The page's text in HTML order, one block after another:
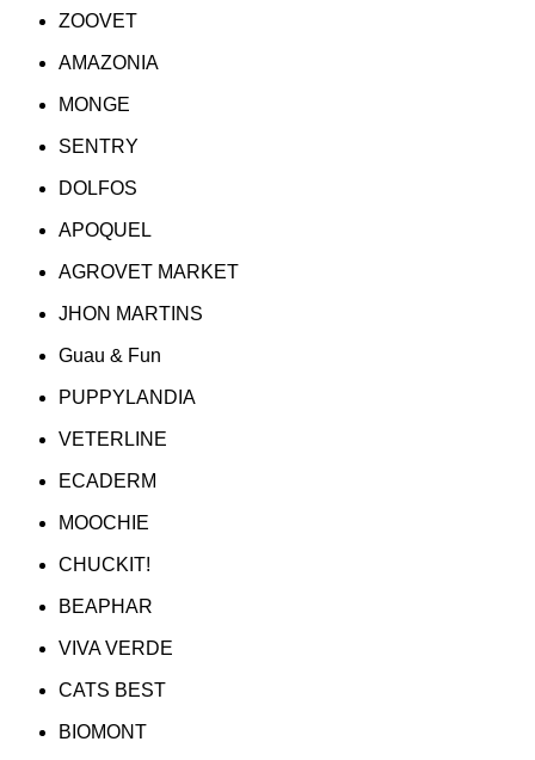
ZOOVET
AMAZONIA
MONGE
SENTRY
DOLFOS
APOQUEL
AGROVET MARKET
JHON MARTINS
Guau & Fun
PUPPYLANDIA
VETERLINE
ECADERM
MOOCHIE
CHUCKIT!
BEAPHAR
VIVA VERDE
CATS BEST
BIOMONT